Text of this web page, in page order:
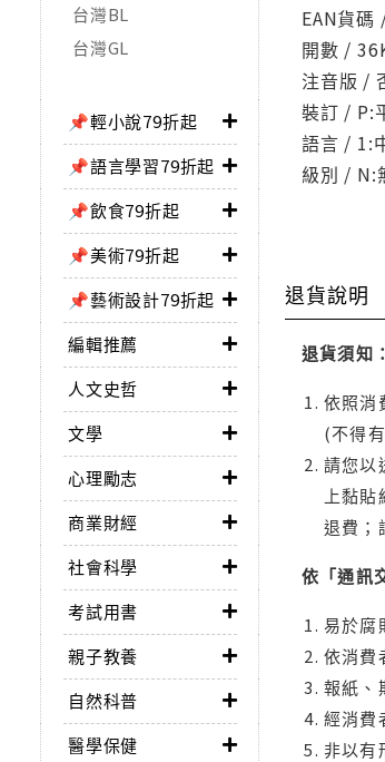
台灣BL
台灣GL
📌輕小說79折起
📌語言學習79折起
📌飲食79折起
📌美術79折起
📌藝術設計79折起
編輯推薦
人文史哲
文學
心理勵志
商業財經
社會科學
考試用書
親子教養
自然科普
醫學保健
EAN貨
開數 /
注音版 /
裝訂 / P:
語言 / 1:
級別 / N:
退貨說明
退貨須知：
依照消
(不得
請您以
上黏
退費；
依「通訊
易於腐
依消費
報紙、
經消費
非以有